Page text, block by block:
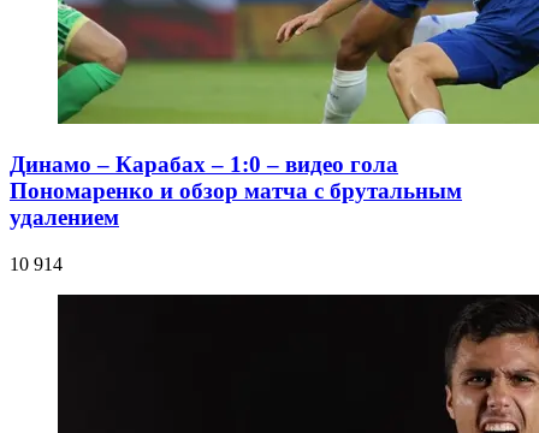
Динамо – Карабах – 1:0 – видео гола
Пономаренко и обзор матча с брутальным
удалением
10 914